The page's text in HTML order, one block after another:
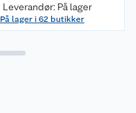
Leverandør: På lager
På lager i 62 butikker